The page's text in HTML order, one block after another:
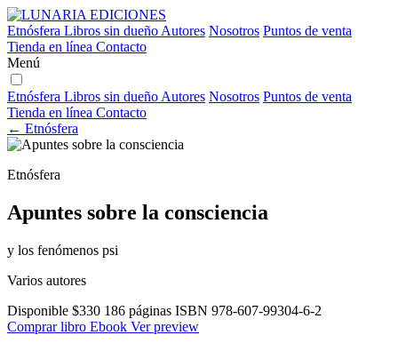
Etnósfera Libros sin dueño Autores Nosotros Puntos de venta
Tienda en línea Contacto
Menú
Etnósfera Libros sin dueño Autores Nosotros Puntos de venta
Tienda en línea Contacto
← Etnósfera
Etnósfera
Apuntes sobre la consciencia
y los fenómenos psi
Varios autores
Disponible $330 186 páginas ISBN 978-607-99304-6-2
Comprar libro Ebook Ver preview